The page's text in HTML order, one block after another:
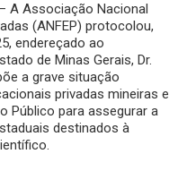
– A Associação Nacional
(ANFEP) protocolou,
endereçado ao
de Minas Gerais, Dr.
a grave situação
privadas mineiras e
Público para assegurar a
destinados à